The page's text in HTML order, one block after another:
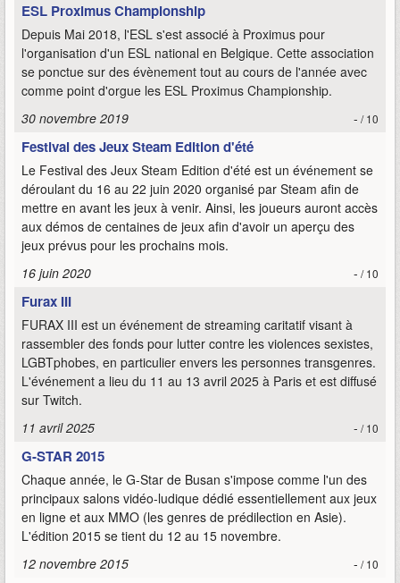
ESL Proximus Championship
Depuis Mai 2018, l'ESL s'est associé à Proximus pour
l'organisation d'un ESL national en Belgique. Cette association
se ponctue sur des évènement tout au cours de l'année avec
comme point d'orgue les ESL Proximus Championship.
30 novembre 2019
- / 10
Festival des Jeux Steam Edition d'été
Le Festival des Jeux Steam Edition d'été est un événement se
déroulant du 16 au 22 juin 2020 organisé par Steam afin de
mettre en avant les jeux à venir. Ainsi, les joueurs auront accès
aux démos de centaines de jeux afin d'avoir un aperçu des
jeux prévus pour les prochains mois.
16 juin 2020
- / 10
Furax III
FURAX III est un événement de streaming caritatif visant à
rassembler des fonds pour lutter contre les violences sexistes,
LGBTphobes, en particulier envers les personnes transgenres.
L'événement a lieu du 11 au 13 avril 2025 à Paris et est diffusé
sur Twitch.
11 avril 2025
- / 10
G-STAR 2015
Chaque année, le G-Star de Busan s'impose comme l'un des
principaux salons vidéo-ludique dédié essentiellement aux jeux
en ligne et aux MMO (les genres de prédilection en Asie).
L'édition 2015 se tient du 12 au 15 novembre.
12 novembre 2015
- / 10